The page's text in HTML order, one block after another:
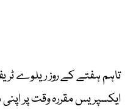
تاہم ہفتے کے روز ریلوے
ایکسپریس مقررہ وقت پر